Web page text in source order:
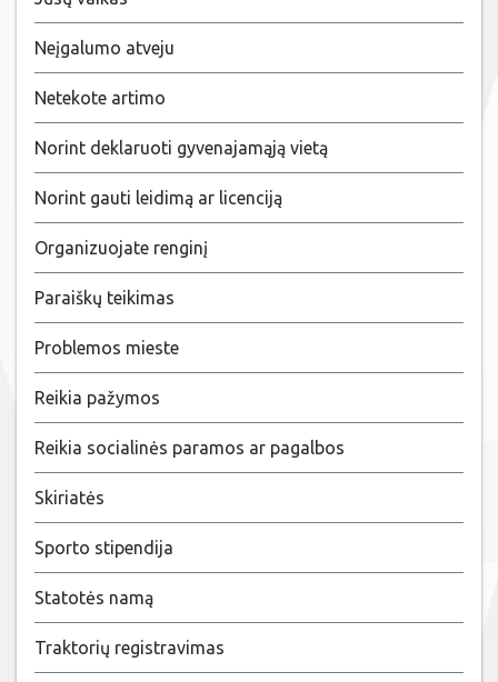
Neįgalumo atveju
Netekote artimo
Norint deklaruoti gyvenajamąją vietą
Norint gauti leidimą ar licenciją
Organizuojate renginį
Paraiškų teikimas
Problemos mieste
Reikia pažymos
Reikia socialinės paramos ar pagalbos
Skiriatės
Sporto stipendija
Statotės namą
Traktorių registravimas